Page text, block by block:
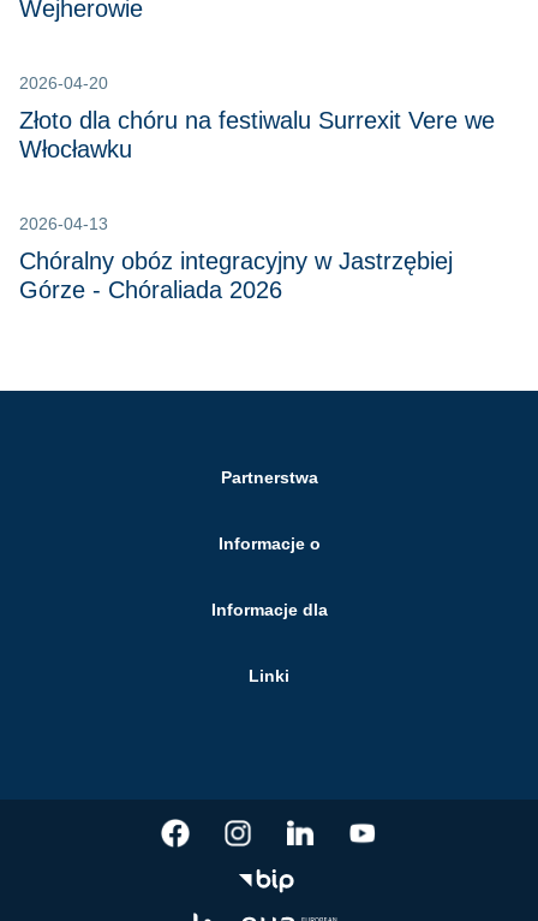
Wejherowie
2026-04-20
Złoto dla chóru na festiwalu Surrexit Vere we
Włocławku
2026-04-13
Chóralny obóz integracyjny w Jastrzębiej
Górze - Chóraliada 2026
Partnerstwa
Informacje o
Informacje dla
Linki